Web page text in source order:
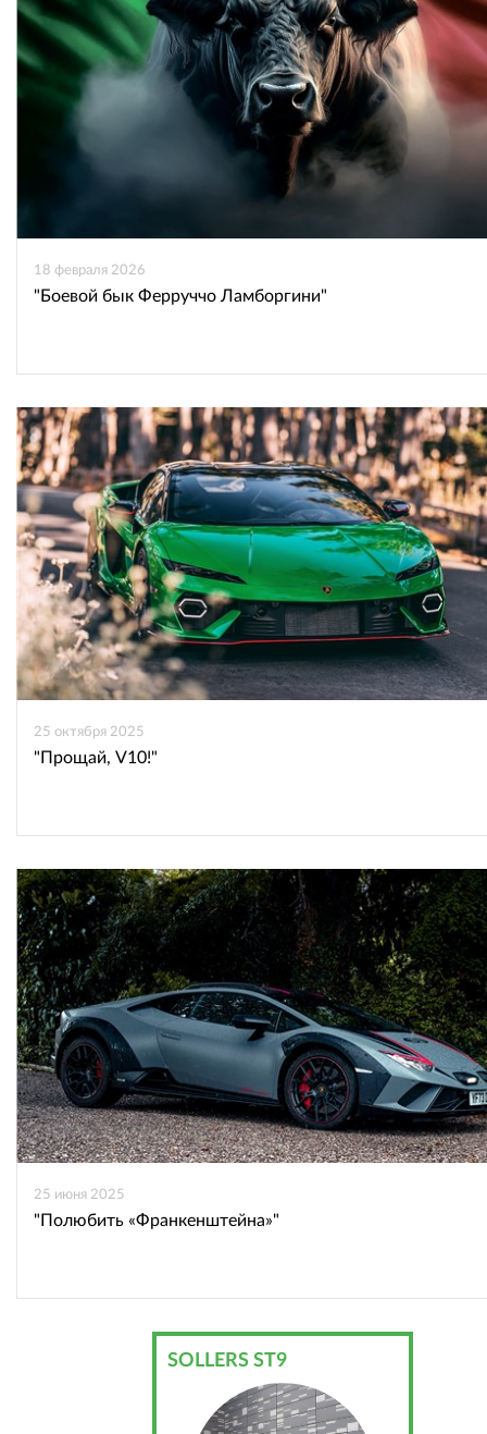
ВКонтакте
Одноклассниках
18 февраля 2026
"Боевой бык Ферруччо Ламборгини"
25 октября 2025
"Прощай, V10!"
25 июня 2025
"Полюбить «Франкенштейна»"
SOLLERS ST9